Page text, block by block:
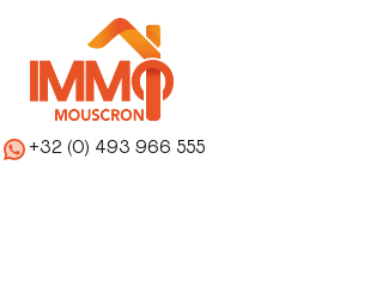
+32 (0) 493 966 555